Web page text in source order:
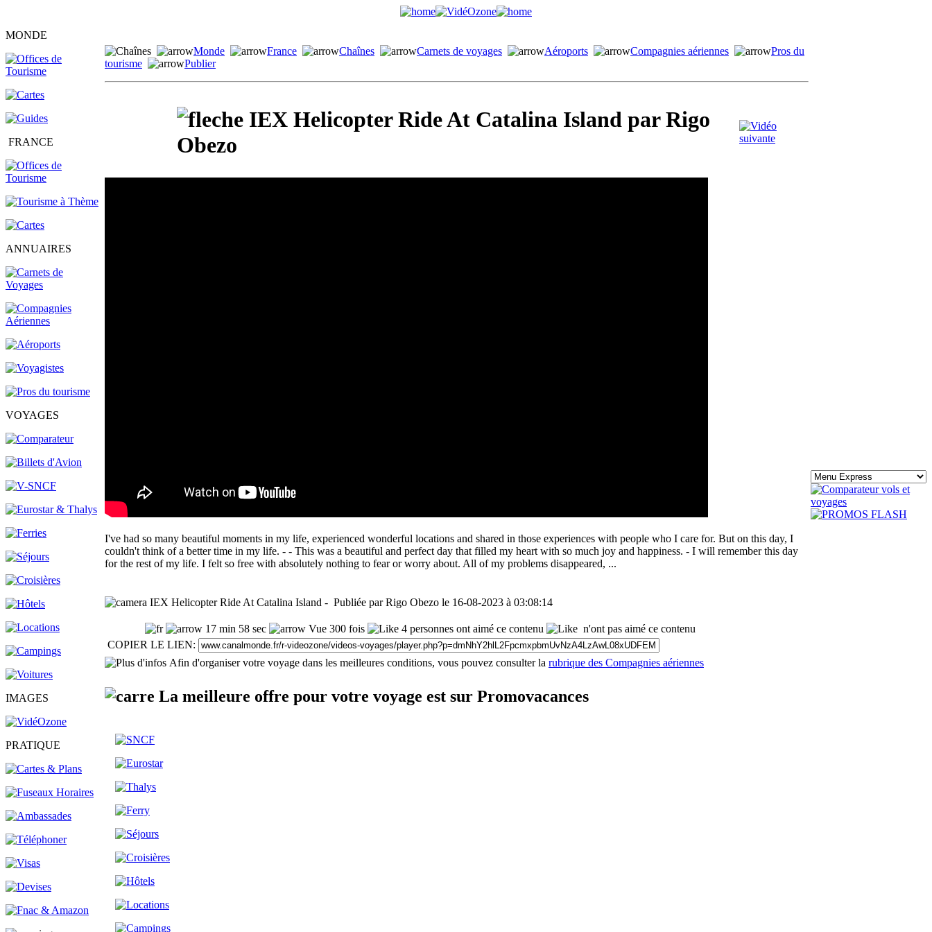
MONDE
FRANCE
ANNUAIRES
VOYAGES
IMAGES
PRATIQUE
Monde France Chaînes Carnets de voyages Aéroports Compagnies aériennes
Pros du
tourisme
Publier
IEX Helicopter Ride At Catalina Island par Rigo
Obezo
I've had so many beautiful moments in my life, experienced wonderful locations and shared in those experiences with people who I care for. But on this day, I
couldn't think of a better time in my life. - - This was a beautiful and perfect day that filled my heart with so much joy and happiness. - I will remember this day
for the rest of my life. I felt so free with absolutely nothing to fear or worry about. All of my problems disappeared, ...
IEX Helicopter Ride At Catalina Island - Publiée par Rigo Obezo le 16-08-2023 à 03:08:14
17 min 58 sec Vue 300 fois 4 personnes ont aimé ce contenu
n'ont pas aimé ce contenu
COPIER LE LIEN:
Afin d'organiser votre voyage dans les meilleures conditions, vous pouvez consulter la rubrique des Compagnies aériennes
La meilleure offre pour votre voyage est sur Promovacances